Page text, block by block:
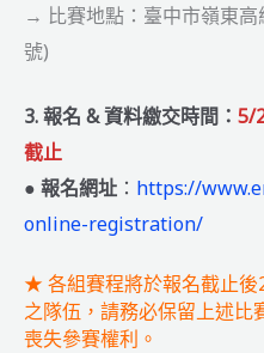
→ 比賽地點：臺中市嶺東
號)
3. 報名 & 資料繳交時間： 5/
截止
● 報名網址 ： https://
online-registration/
★ 各組賽程將於報名截止
之隊伍，請務必保留上述比
喪失參賽權利。